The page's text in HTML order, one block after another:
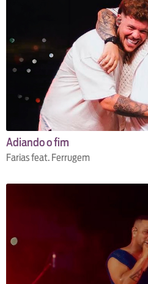
Adiando o fim
Farias feat. Ferrugem